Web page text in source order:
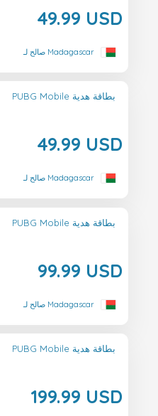
49.99 USD
صالح لـ Madagascar
PUBG Mobile بطاقة هدية
49.99 USD
صالح لـ Madagascar
PUBG Mobile بطاقة هدية
99.99 USD
صالح لـ Madagascar
PUBG Mobile بطاقة هدية
199.99 USD